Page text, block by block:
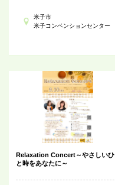
米子市
米子コンベンションセンター
Relaxation Concert～やさしいひ
と時をあなたに～